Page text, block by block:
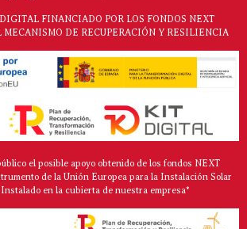
FINANCIADO POR LOS FONDOS NEXT
DE RECUPERACIÓN Y RESILIENCIA
el posible apoyo obtenido de los fondos NEXT
de la Unión Europea para la Instalación Solar
en la cubierta de nuestra empresa*